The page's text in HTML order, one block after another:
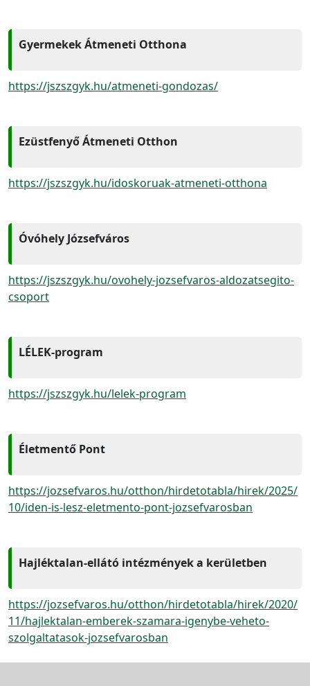
Gyermekek Átmeneti Otthona
https://jszszgyk.hu/atmeneti-gondozas/
Ezüstfenyő Átmeneti Otthon
https://jszszgyk.hu/idoskoruak-atmeneti-otthona
Óvóhely Józsefváros
https://jszszgyk.hu/ovohely-jozsefvaros-aldozatsegito-
csoport
LÉLEK-program
https://jszszgyk.hu/lelek-program
Életmentő Pont
https://jozsefvaros.hu/otthon/hirdetotabla/hirek/2025/
10/iden-is-lesz-eletmento-pont-jozsefvarosban
Hajléktalan-ellátó intézmények a kerületben
https://jozsefvaros.hu/otthon/hirdetotabla/hirek/2020/
11/hajlektalan-emberek-szamara-igenybe-veheto-
szolgaltatasok-jozsefvarosban